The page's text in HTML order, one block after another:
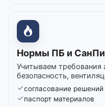
Нормы ПБ и
Учитываем
безопасность,
согласование решений
паспорт материалов